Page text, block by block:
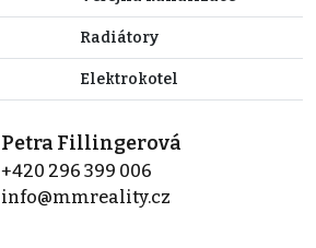
Radiátory
Elektrokotel
Petra Fillingerová
+420 296 399 006
info@mmreality.cz